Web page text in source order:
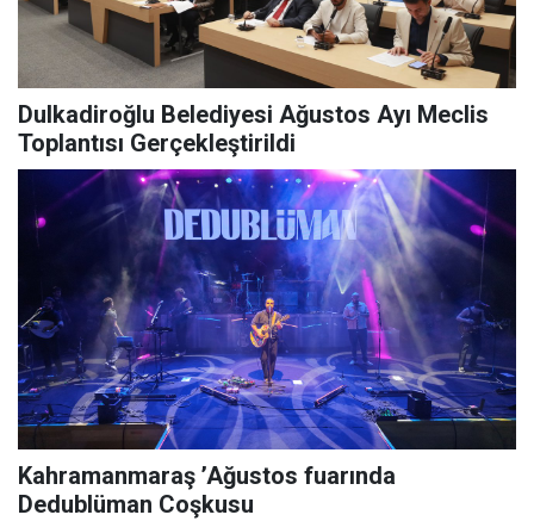
Dulkadiroğlu Belediyesi Ağustos Ayı Meclis
Toplantısı Gerçekleştirildi
Kahramanmaraş ’Ağustos fuarında
Dedublüman Coşkusu